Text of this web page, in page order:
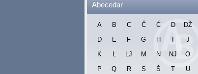
Abecedar
A B C Č Ć D
DŽ
Đ
E F G H
J
K
L LJ M N NJ
O
P
Q R S Š T
U